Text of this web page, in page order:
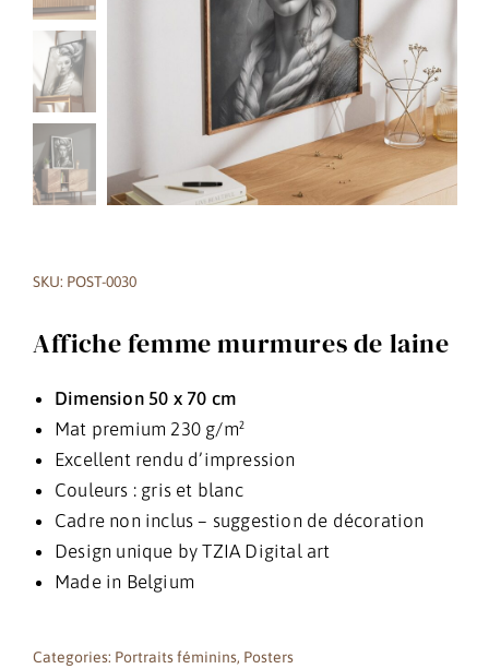
SKU: POST-0030
Affiche femme murmures de laine
Dimension 50 x 70 cm
Mat premium 230 g/m²
Excellent rendu d’impression
Couleurs : gris et blanc
Cadre non inclus – suggestion de décoration
Design unique by TZIA Digital art
Made in Belgium
Categories: Portraits féminins, Posters